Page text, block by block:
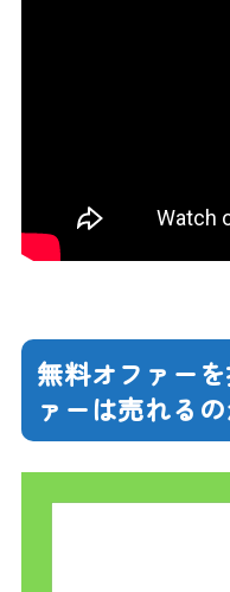
無料オファー
ァーは売れるの